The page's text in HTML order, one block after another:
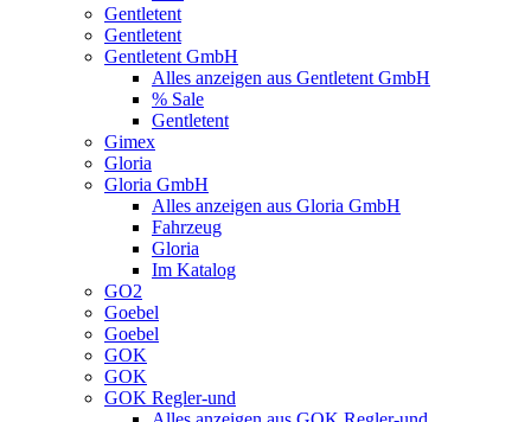
Gentletent
Gentletent
Gentletent GmbH
Alles anzeigen aus Gentletent GmbH
% Sale
Gentletent
Gimex
Gloria
Gloria GmbH
Alles anzeigen aus Gloria GmbH
Fahrzeug
Gloria
Im Katalog
GO2
Goebel
Goebel
GOK
GOK
GOK Regler-und